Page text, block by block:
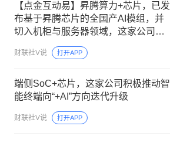
【点金互动易】昇腾算力+芯片，已发
布基于昇腾芯片的全国产AI模组，并
切入机柜与服务器领域，这家公司第
一代智能无线电基带芯片已在无人装
备应用
财联社V说 打开APP
端侧SoC+芯片，这家公司积极推动智
能终端向“+AI”方向迭代升级
财联社V说 打开APP